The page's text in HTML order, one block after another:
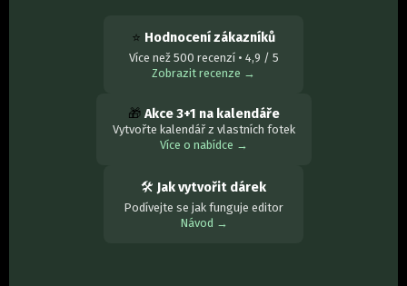
⭐ Hodnocení zákazníků
Více než 500 recenzí • 4,9 / 5
Zobrazit recenze →
🎁 Akce 3+1 na kalendáře
Vytvořte kalendář z vlastních fotek
Více o nabídce →
🛠 Jak vytvořit dárek
Podívejte se jak funguje editor
Návod →